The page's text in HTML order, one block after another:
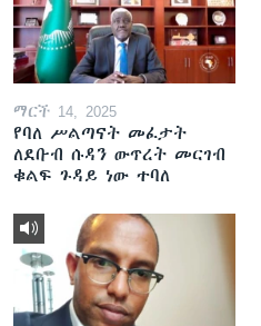
ማርች 14, 2025
የባለ ሥልጣናት መፈታት
ለደቡብ ሱዳን ውጥረት መርገብ
ቁልፍ ጉዳይ ነው ተባለ